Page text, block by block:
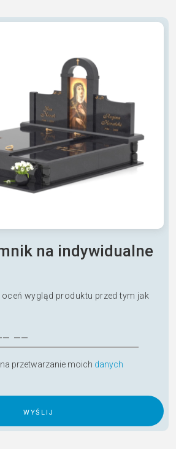
na indywidualne
wygląd produktu przed tym jak
przetwarzanie moich danych